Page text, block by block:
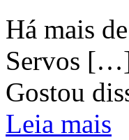
Há mais
Servos
Gostou
Leia mais